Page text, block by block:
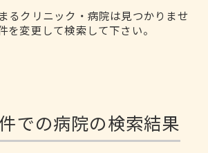
るクリニック・病院は見つかりませ
を変更して検索して下さい。
での病院の検索結果